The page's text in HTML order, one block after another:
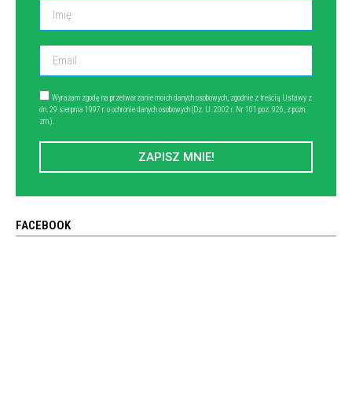
Wyrażam zgodę na przetwarzanie moich danych osobowych, zgodnie z treścią Ustawy z
dn. 29 sierpnia 1997 r. o ochronie danych osobowych (Dz. U. 2002 r. Nr 101 poz. 926, z późn.
zm.).
ZAPISZ MNIE!
FACEBOOK